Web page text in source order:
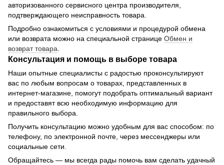
авторизованного сервисного центра производителя,
подтверждающего неисправность товара.
Подробно ознакомиться с условиями и процедурой обмена
или возврата можно на специальной странице Обмен и
возврат товара
Консультация и помощь в выборе товара
Наши опытные специалисты с радостью проконсультируют
вас по любым вопросам о товарах, представленных в
интернет-магазине, помогут подобрать оптимальный вариант
и предоставят всю необходимую информацию для
правильного выбора.
Получить консультацию можно удобным для вас способом: по
телефону, по электронной почте, через мессенджеры или
социальные сети.
Обращайтесь — мы всегда рады помочь вам сделать удачный